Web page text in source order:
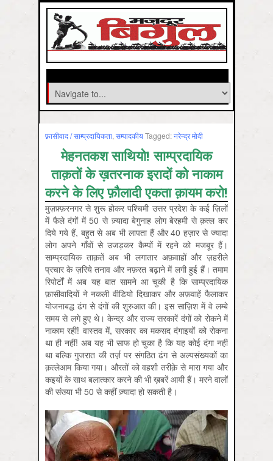
फ़ासीवाद / साम्‍प्रदायिकता, सम्‍पादकीयTagged:नरेन्‍द्र मोदी
मेहनतकश साथियो! साम्प्रदायिक
ताक़तों के ख़तरनाक इरादों को नाकाम
करने के लिए फ़ौलादी एकता क़ायम करो!
मुज़फ़्फ़रनगर से शुरू होकर पश्चिमी उत्तर प्रदेश के कई ज़िलों
में फैले दंगों में 50 से ज़्यादा बेगुनाह लोग बेरहमी से क़त्ल कर
दिये गये हैं, बहुत से अब भी लापता हैं और 40 हज़ार से ज्यादा
लोग अपने गाँवों से उजड़कर कैम्पों में रहने को मजबूर हैं।
साम्प्रदायिक ताक़तें अब भी लगातार अफ़वाहों और ज़हरीले
प्रचार के ज़रिये तनाव और नफ़रत बढ़ाने में लगी हुई हैं। तमाम
रिपोर्टों में अब यह बात सामने आ चुकी है कि साम्प्रदायिक
फ़ासीवादियों ने नकली वीडियो दिखाकर और अफ़वाहें फैलाकर
योजनाबद्ध ढंग से दंगों की शुरुआत की। इस साज़िश में वे लम्बे
समय से लगे हुए थे। केन्द्र और राज्य सरकारें दंगों को रोकने में
नाकाम रहीं! वास्तव में, सरकार का मकसद दंगाइयों को रोकना
था ही नहीं! अब यह भी साफ हो चुका है कि यह कोई दंगा नहीं
था बल्कि गुजरात की तर्ज़ पर संगठित ढंग से अल्पसंख्यकों का
क़त्लेआम किया गया। औरतों को वहशी तरीक़े से मारा गया और
कइयों के साथ बलात्कार करने की भी ख़बरें आयी हैं। मरने वालों
की संख्या भी 50 से कहीं ज़्यादा हो सकती है।